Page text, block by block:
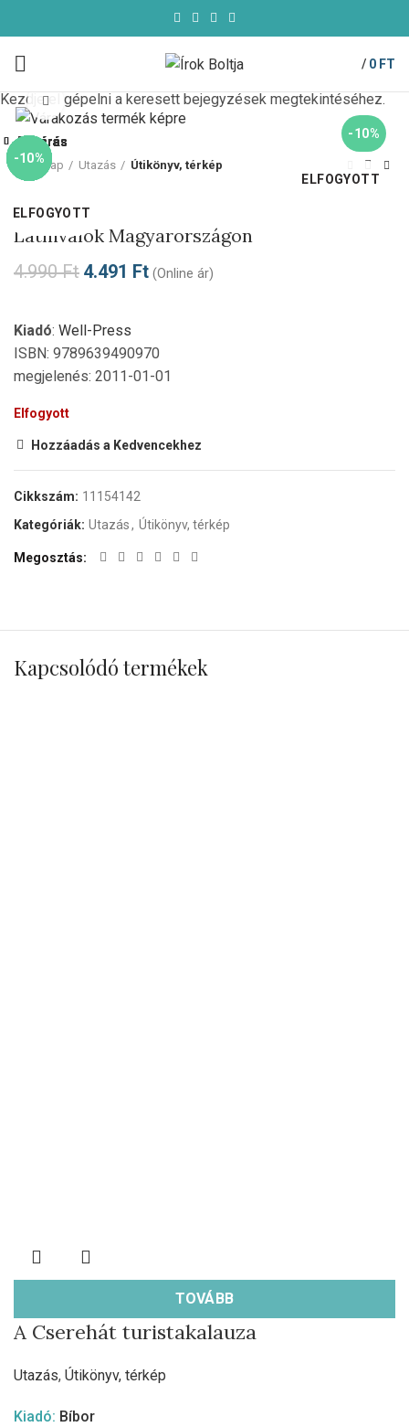
/ 0 FT
-10%
ELFOGYOTT
Click to enlarge
Kezdőlap Utazás Útikönyv, térkép
Well-Press
Látnivalók Magyarországon
4.990Ft 4.491 Ft (Online ár)
Kiadó: Well-Press
ISBN: 9789639490970
megjelenés: 2011-01-01
Elfogyott
Hozzáadás a Kedvencekhez
Cikkszám: 11154142
Kategóriák: Utazás, Útikönyv, térkép
Megosztás
Kapcsolódó termékek
-10%
ELFOGYOTT
TOVÁBB
Bezárás
A Cserehát turistakalauza
Utazás, Útikönyv, térkép
Kiadó: Bíbor
-10%
ELFOGYOTT
Bezárás
-10%
ELFOGYOTT
Bezárás
-10%
ELFOGYOTT
Bezárás
-10%
ELFOGYOTT
Bezárás
-10%
ELFOGYOTT
Bezárás
-10%
Bezárás
-10%
ELFOGYOTT
Bezárás
Kezdje el gépelni a keresett bejegyzések megtekintéséhez.